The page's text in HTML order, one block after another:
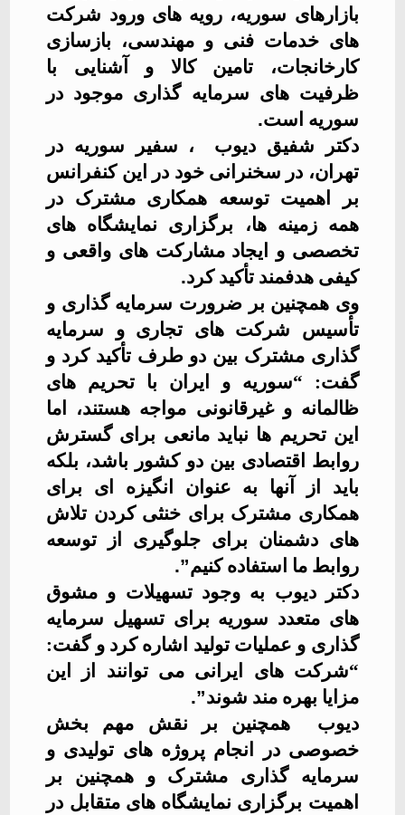
بازارهای سوریه، رویه های ورود شرکت
های خدمات فنی و مهندسی، بازسازی
کارخانجات، تامین کالا و آشنایی با
ظرفیت های سرمایه گذاری موجود در
سوریه است.
دکتر شفیق دیوب
، سفیر سوریه در
تهران، در سخنرانی خود در این کنفرانس
بر اهمیت توسعه همکاری مشترک در
همه زمینه ها، برگزاری نمایشگاه های
تخصصی و ایجاد مشارکت های واقعی و
کیفی هدفمند تأکید کرد.
وی همچنین بر ضرورت سرمایه گذاری و
تأسیس شرکت های تجاری و سرمایه
گذاری مشترک بین دو طرف تأکید کرد و
گفت: “سوریه و ایران با تحریم های
ظالمانه و غیرقانونی مواجه هستند، اما
این تحریم ها نباید مانعی برای گسترش
روابط اقتصادی بین دو کشور باشد، بلکه
باید از آنها به عنوان انگیزه ای برای
همکاری مشترک برای خنثی کردن تلاش
های دشمنان برای جلوگیری از توسعه
روابط ما استفاده کنیم.”
دکتر دیوب به وجود تسهیلات و مشوق
های متعدد سوریه برای تسهیل سرمایه
گذاری و عملیات تولید اشاره کرد و گفت:
“شرکت های ایرانی می توانند از این
مزایا بهره مند شوند.”
دیوب
همچنین بر نقش مهم بخش
خصوصی در انجام پروژه های تولیدی و
سرمایه گذاری مشترک و همچنین بر
اهمیت برگزاری نمایشگاه های متقابل در